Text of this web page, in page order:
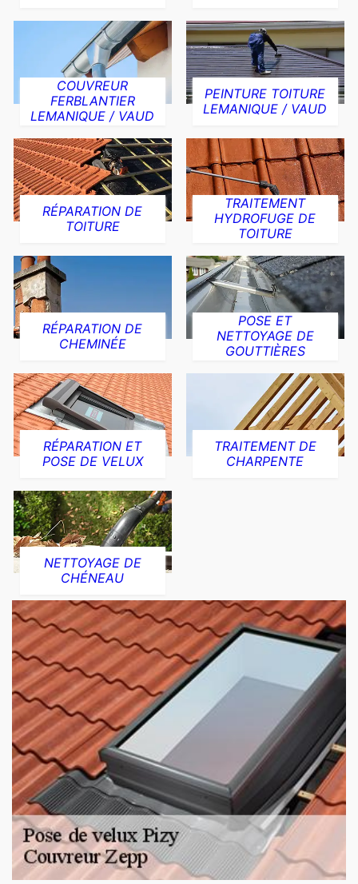
COUVREUR
FERBLANTIER
LEMANIQUE / VAUD
PEINTURE TOITURE
LEMANIQUE / VAUD
RÉPARATION DE
TOITURE
TRAITEMENT
HYDROFUGE DE
TOITURE
RÉPARATION DE
CHEMINÉE
POSE ET
NETTOYAGE DE
GOUTTIÈRES
RÉPARATION ET
POSE DE VELUX
TRAITEMENT DE
CHARPENTE
NETTOYAGE DE
CHÉNEAU